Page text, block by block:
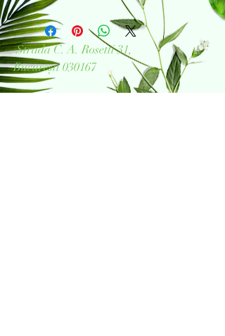
Strada C. A. Rosetti 31,
București 030167